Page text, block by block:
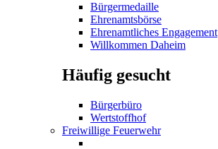
Bürgermedaille
Ehrenamtsbörse
Ehrenamtliches Engagement
Willkommen Daheim
Häufig gesucht
Bürgerbüro
Wertstoffhof
Freiwillige Feuerwehr